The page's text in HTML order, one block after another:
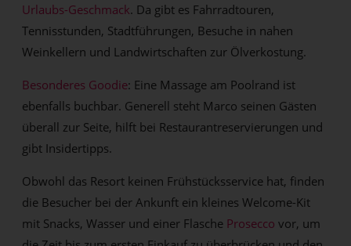
Urlaubs-Geschmack. Da gibt es Fahrradtouren,
Tennisstunden, Stadtführungen, Besuche in nahen
Weinkellern und Landwirtschaften zur Ölverkostung.
Besonderes Goodie: Eine Massage am Poolrand ist
ebenfalls buchbar. Generell steht Marco seinen Gästen
überall zur Seite, hilft bei Restaurantreservierungen und
gibt Insidertipps.
Obwohl das Resort keinen Frühstücksservice hat, finden
die Besucher bei der Ankunft ein kleines Welcome-Kit
mit Snacks, Wasser und einer Flasche Prosecco vor, um